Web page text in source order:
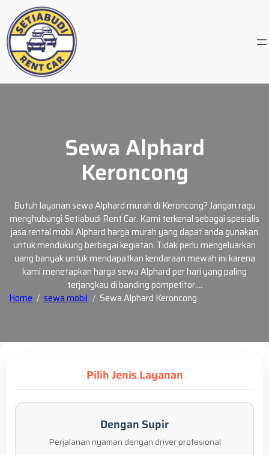
content
Sewa Alphard
Keroncong
Butuh layanan sewa Alphard murah di Keroncong? Jangan ragu
menghubungi Setiabudi Rent Car. Kami terkenal sebagai spesialis
jasa rental mobil Alphard harga murah yang dapat anda gunakan
untuk mendukung berbagai kegiatan. Tidak perlu mengeluarkan
uang banyak untuk mendapatkan kendaraan mewah ini karena
kami menetapkan harga sewa Alphard per hari yang paling
terjangkau di banding pompetitor.…
Home
sewa mobil Sewa Alphard Keroncong
Pilih Jenis Layanan
Dengan Supir
Perjalanan nyaman dengan driver profesional